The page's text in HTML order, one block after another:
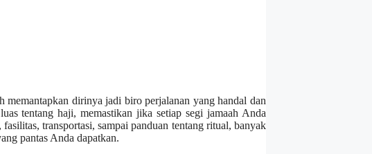
memantapkan dirinya jadi biro perjalanan yang handal dan
tentang haji, memastikan jika setiap segi jamaah Anda
transportasi, sampai panduan tentang ritual, banyak
pantas Anda dapatkan.